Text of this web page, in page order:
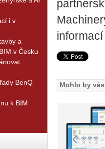
i v
a
v Česku
BenQ
k BIM
Mohlo by